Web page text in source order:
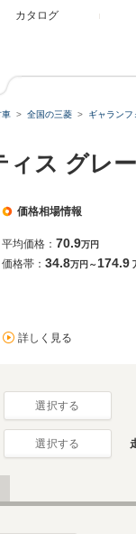
カタログ
車 全国の三菱 ギャラン
ス グレ
価格相場情報
平均価格： 70.9万円
価格帯： 34.8万円～174.9
詳しく見る
選択する
選択する